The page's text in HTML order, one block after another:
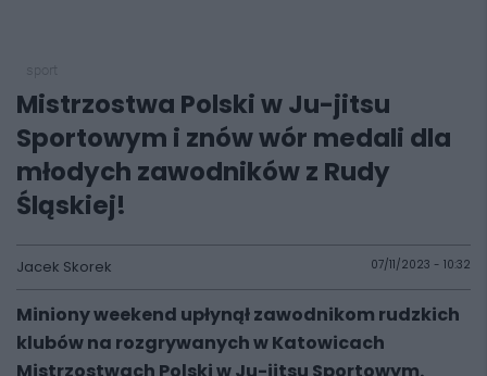
Mistrzostwa Polski w Ju-jitsu
Sportowym i znów wór medali dla
młodych zawodników z Rudy
Śląskiej!
Jacek Skorek 07/11/2023 - 10:32
Miniony weekend upłynął zawodnikom rudzkich
klubów na rozgrywanych w Katowicach